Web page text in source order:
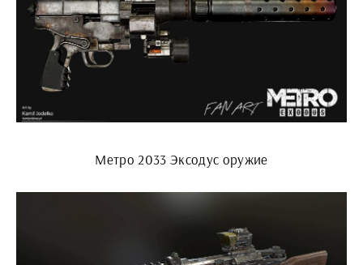
Метро 2033 Эксодус оружие